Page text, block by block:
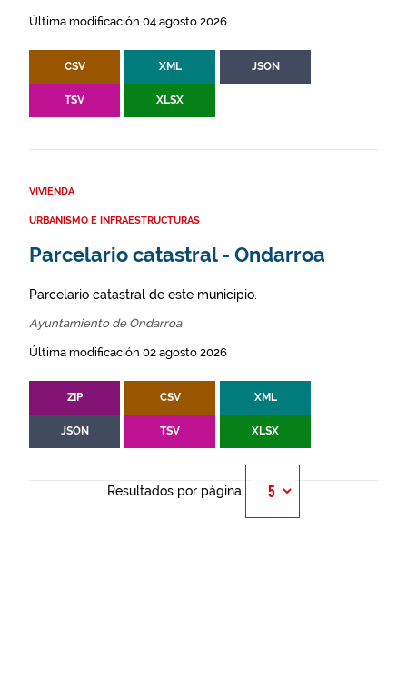
Última modificación 04 agosto 2026
CSV XML JSON
TSV XLSX
VIVIENDA
URBANISMO E INFRAESTRUCTURAS
Parcelario catastral - Ondarroa
Parcelario catastral de este municipio.
Ayuntamiento de Ondarroa
Última modificación 02 agosto 2026
ZIP CSV XML
JSON TSV XLSX
Resultados por página